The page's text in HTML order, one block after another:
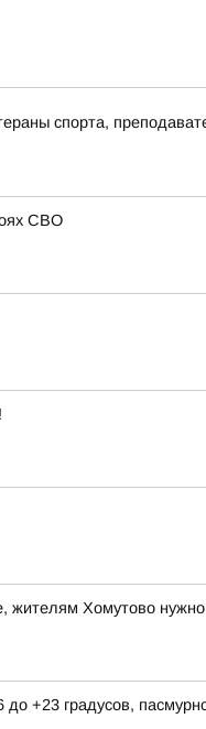
спорта,
СВО
Хомутово нужно
до +23 градусов,